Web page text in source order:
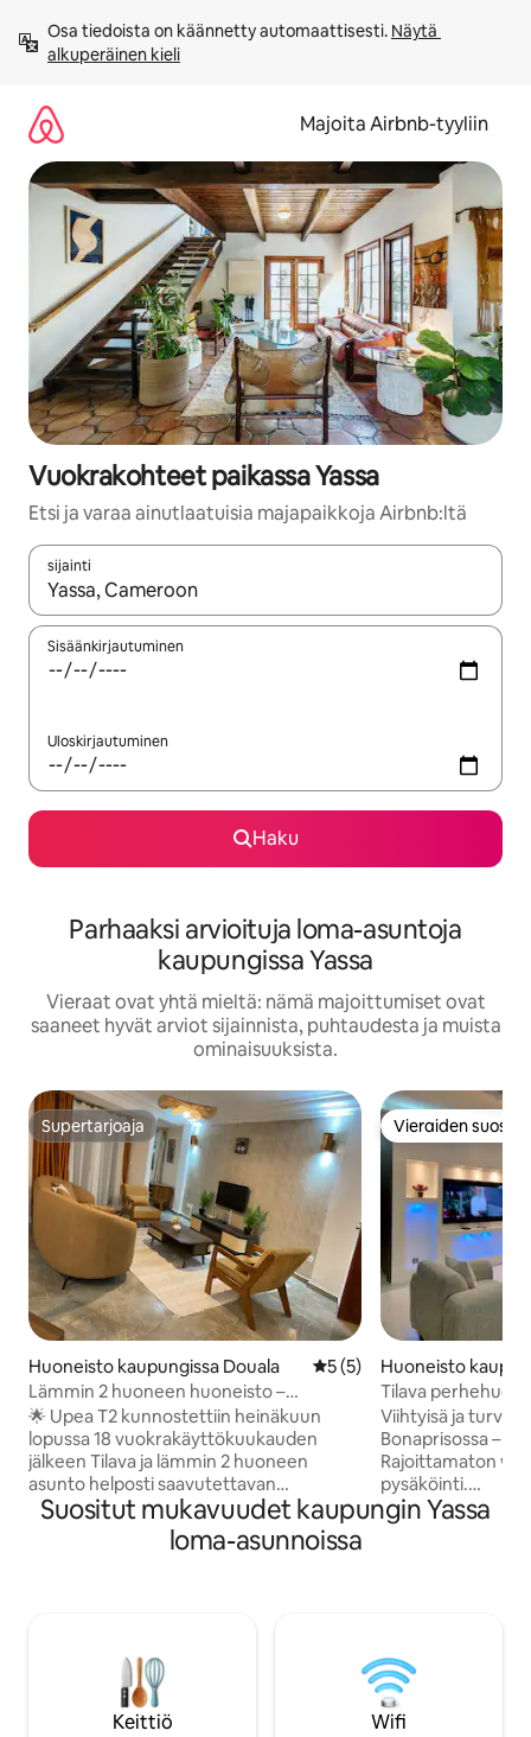
sisältö
väliin
Osa tiedoista on käännetty automaattisesti. Näytä
alkuperäinen kieli
Majoita Airbnb-tyyliin
Vuokrakohteet paikassa Yassa
Etsi ja varaa ainutlaatuisia majapaikkoja Airbnb:ltä
sijainti
Kun tulokset ovat saatavilla, navigoi ylös- ja alas-
Sisäänkirjautuminen
Uloskirjautuminen
Haku
Parhaaksi arvioituja loma-asuntoja
kaupungissa Yassa
Vieraat ovat yhtä mieltä: nämä majoittumiset ovat
saaneet hyvät arviot sijainnista, puhtaudesta ja muista
ominaisuuksista.
Supertarjoaja
Supertarjoaja
Huoneisto kaupungissa Douala Keskimääräinen arvio 5/5,
5 (5)
Lämmin 2 huoneen huoneisto –
generaattori ja poraus
🌟 Upea T2 kunnostettiin heinäkuun
lopussa 18 vuokrakäyttökuukauden
jälkeen Tilava ja lämmin 2 huoneen
asunto helposti saavutettavan
rakennuksen toisessa kerroksessa. 📍
Sijaitsee Bonamoussadissa, Santa
Barbarassa, 3 minuutin kävelymatkan
kautta (käyttää myös ilmastointilaitetta)
Jatkuva 💧 vesi porauksen avulla 🔥
Lämmin vesi 🌐 Wifi valokuidun kautta
Olohuone ja makuuhuone ❄️ ilmastointi
Vieraiden
Vieraiden
Huoneisto
riso
Tilava
Viihtyisä ja
Bonaprisossa –
Rajoittamaton
pysäköinti.
ihanteellinen
ihanteellinen
majoittumisille Kuljetuspalvelu
kuljettajan kanssa
pyynnöstä lisämaksusta.
Suositut mukavuudet kaupungin Yassa
loma-asunnoissa
Keittiö Wifi